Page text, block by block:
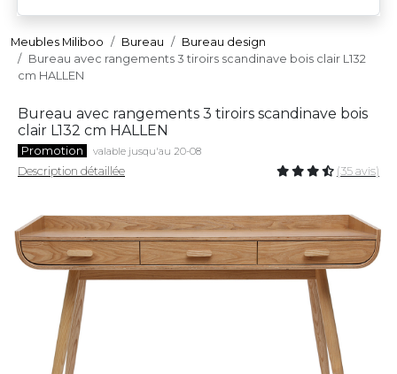
Meubles Miliboo Bureau
Bureau design
Bureau avec rangements 3 tiroirs scandinave bois clair L132
cm HALLEN
Bureau avec rangements 3 tiroirs scandinave bois
clair L132 cm HALLEN
Promotion valable jusqu'au 20-08
Description détaillée (35 avis)